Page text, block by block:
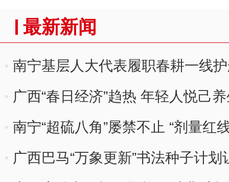
最新新闻
南宁基层人大代表履职春耕一线
广西“春日经济”趋热 年轻人悦己养
南宁“超硫八角”屡禁不止 “剂量红
广西巴马“万象更新”书法种子计